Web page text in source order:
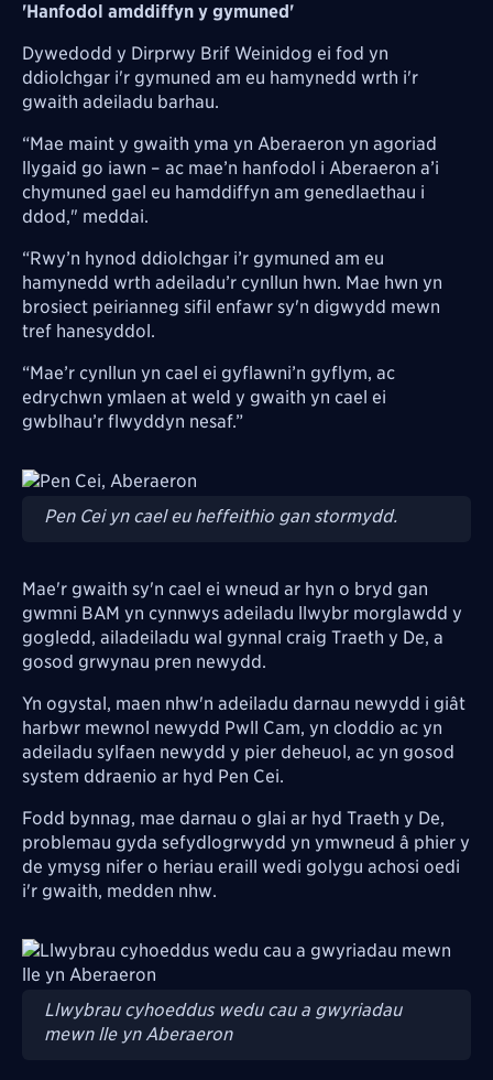
'Hanfodol amddiffyn y gymuned'
Dywedodd y Dirprwy Brif Weinidog ei fod yn
ddiolchgar i'r gymuned am eu hamynedd wrth i'r
gwaith adeiladu barhau.
“Mae maint y gwaith yma yn Aberaeron yn agoriad
llygaid go iawn – ac mae’n hanfodol i Aberaeron a’i
chymuned gael eu hamddiffyn am genedlaethau i
ddod," meddai.
“Rwy’n hynod ddiolchgar i’r gymuned am eu
hamynedd wrth adeiladu’r cynllun hwn. Mae hwn yn
brosiect peirianneg sifil enfawr sy'n digwydd mewn
tref hanesyddol.
“Mae’r cynllun yn cael ei gyflawni’n gyflym, ac
edrychwn ymlaen at weld y gwaith yn cael ei
gwblhau’r flwyddyn nesaf.”
Image
Pen Cei yn cael eu heffeithio gan stormydd.
Mae'r gwaith sy'n cael ei wneud ar hyn o bryd gan
gwmni BAM yn cynnwys adeiladu llwybr morglawdd y
gogledd, ailadeiladu wal gynnal craig Traeth y De, a
gosod grwynau pren newydd.
Yn ogystal, maen nhw'n adeiladu darnau newydd i giât
harbwr mewnol newydd Pwll Cam, yn cloddio ac yn
adeiladu sylfaen newydd y pier deheuol, ac yn gosod
system ddraenio ar hyd Pen Cei.
Fodd bynnag, mae darnau o glai ar hyd Traeth y De,
problemau gyda sefydlogrwydd yn ymwneud â phier y
de ymysg nifer o heriau eraill wedi golygu achosi oedi
i'r gwaith, medden nhw.
Image
Llwybrau cyhoeddus wedu cau a gwyriadau
mewn lle yn Aberaeron